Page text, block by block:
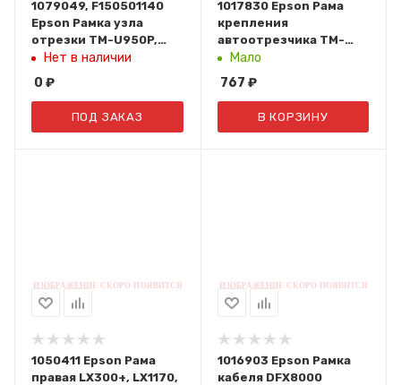
1079049, F150501140
Epson Рамка узла
отрезки TM-U950P,
TM-U950
Нет в наличии
0 ₽
ПОД ЗАКАЗ
1017830 Epson Рама
крепления
автоотрезчика TM-
U950
Мало
767 ₽
В КОРЗИНУ
1050411 Epson Рама
правая LX300+, LX1170,
1016903 Epson Рамка
кабеля DFX8000